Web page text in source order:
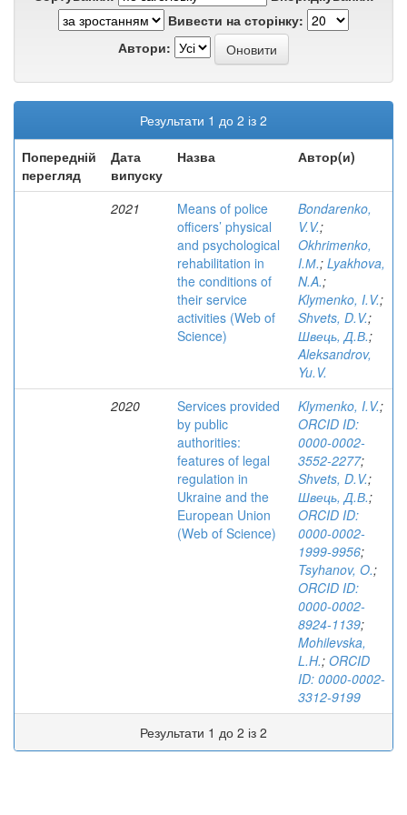
Вивести на сторінку:
Автори:
Результати 1 до 2 із 2
Попередній
перегляд
Дата
випуску
Назва Автор(и)
2021
Means of police
officers’ physical
and psychological
rehabilitation in
the conditions of
their service
activities (Web of
Science)
Bondarenko,
V.V.;
Okhrimenko,
I.М.; Lyakhova,
N.A.;
Klymenko, I.V.;
Shvets, D.V.;
Швець, Д.В.;
Aleksandrov,
Yu.V.
2020
Services provided
by public
authorities:
features of legal
regulation in
Ukraine and the
European Union
(Web of Science)
Klymenko, I.V.;
ORCID ID:
0000-0002-
3552-2277;
Shvets, D.V.;
Швець, Д.В.;
ORCID ID:
0000-0002-
1999-9956;
Tsyhanov, O.;
ORCID ID:
0000-0002-
8924-1139;
Mohilevska,
L.H.; ORCID
ID: 0000-0002-
3312-9199
Результати 1 до 2 із 2